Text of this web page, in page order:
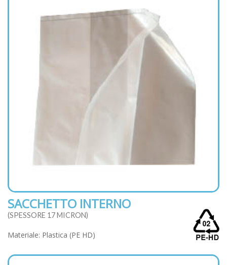
SACCHETTO INTERNO
(SPESSORE 17 MICRON)
Materiale: Plastica (PE HD)